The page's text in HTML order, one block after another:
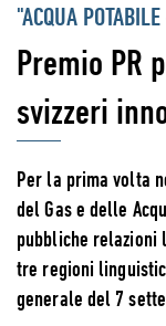
"ACQUA
Premio PR
svizzeri
Per la prima volta
del Gas e delle
pubbliche relazioni
tre regioni
generale del 7